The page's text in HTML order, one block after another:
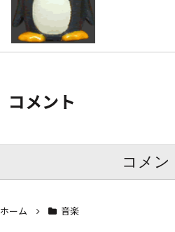
コメント
コメン
ホーム 音楽